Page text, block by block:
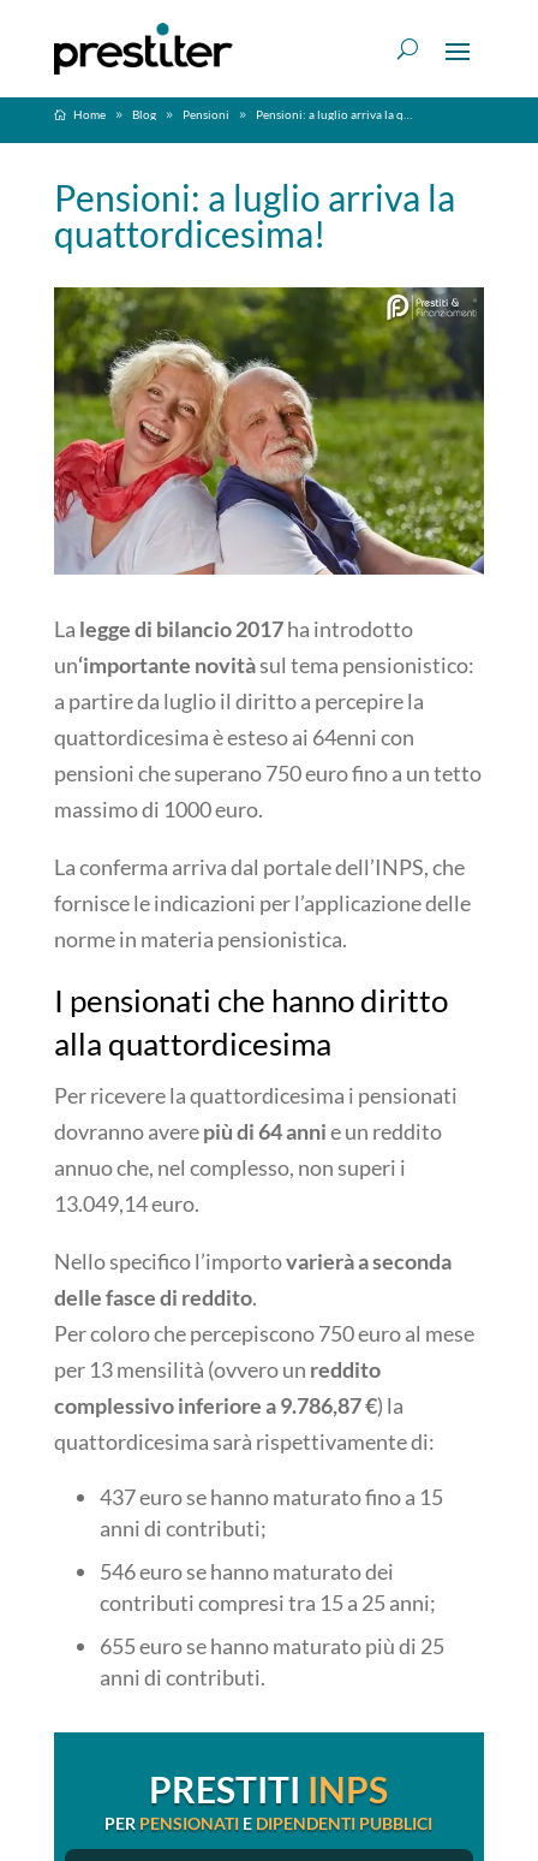
Home Blog Pensioni Pensioni: a luglio arriva la quattordicesima!
Pensioni: a luglio arriva la
quattordicesima!
La legge di bilancio 2017ha introdotto
un‘importante novitàsul tema pensionistico:
a partire da luglio il diritto a percepire la
quattordicesima è esteso ai 64enni con
pensioni che superano 750 euro fino a un tetto
massimo di 1000 euro.
La conferma arriva dal portale dell’INPS, che
fornisce le indicazioni per l’applicazione delle
norme in materia pensionistica.
I pensionati che hanno diritto
alla quattordicesima
Per ricevere la quattordicesima i pensionati
dovranno averepiù di 64 annie un reddito
annuo che, nel complesso, non superi i
13.049,14 euro.
Nello specifico l’importovarierà a seconda
delle fasce di reddito.
Per coloro che percepiscono 750 euro al mese
per 13 mensilità (ovvero un reddito
complessivo inferiore a 9.786,87 €) la
quattordicesima sarà rispettivamente di:
437 euro se hanno maturato fino a 15
anni di contributi;
546 euro se hanno maturato dei
contributi compresi tra 15 a 25 anni;
655 euro se hanno maturato più di 25
anni di contributi.
PRESTITI INPS
PER PENSIONATI E DIPENDENTI PUBBLICI